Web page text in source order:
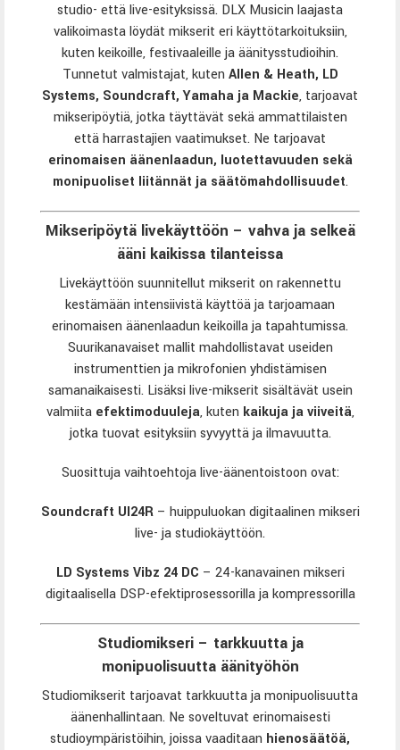
studio- että live-esityksissä. DLX Musicin laajasta
valikoimasta löydät mikserit eri käyttötarkoituksiin,
kuten keikoille, festivaaleille ja äänitysstudioihin.
Tunnetut valmistajat, kuten Allen & Heath, LD
Systems, Soundcraft,Yamaha ja Mackie, tarjoavat
mikseripöytiä, jotka täyttävät sekä ammattilaisten
että harrastajien vaatimukset. Ne tarjoavat
erinomaisen äänenlaadun, luotettavuuden sekä
monipuoliset liitännät ja säätömahdollisuudet.
Mikseripöytä livekäyttöön – vahva ja selkeä
ääni kaikissa tilanteissa
Livekäyttöön suunnitellut mikserit on rakennettu
kestämään intensiivistä käyttöä ja tarjoamaan
erinomaisen äänenlaadun keikoilla ja tapahtumissa.
Suurikanavaiset mallit mahdollistavat useiden
instrumenttien ja mikrofonien yhdistämisen
samanaikaisesti. Lisäksi live-mikserit sisältävät usein
valmiita efektimoduuleja, kuten kaikuja ja viiveitä,
jotka tuovat esityksiin syvyyttä ja ilmavuutta.
Suosittuja vaihtoehtoja live-äänentoistoon ovat:
Soundcraft UI24R– huippuluokan digitaalinen mikseri
live- ja studiokäyttöön.
LD Systems Vibz 24 DC – 24-kanavainen mikseri
digitaalisella DSP-efektiprosessorilla ja kompressorilla
Studiomikseri – tarkkuutta ja
monipuolisuutta äänityöhön
Studiomikserit tarjoavat tarkkuutta ja monipuolisuutta
äänenhallintaan. Ne soveltuvat erinomaisesti
studioympäristöihin, joissa vaaditaan hienosäätöä,